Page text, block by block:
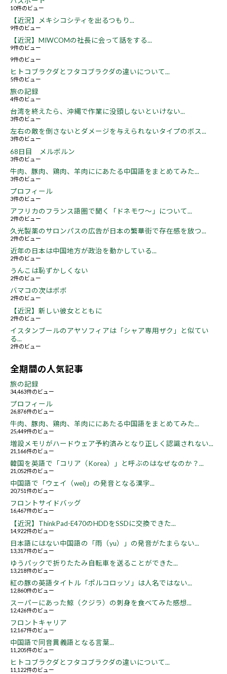
10件のビュー
【近況】メキシコシティを出るつもり...
9件のビュー
【近況】MIWCOMの社長に会って話をする...
9件のビュー
9件のビュー
ヒトコブラクダとフタコブラクダの違いについて...
5件のビュー
旅の記録
4件のビュー
台湾を終えたら、沖縄で作業に没頭しないといけない...
3件のビュー
左右の敵を倒さないとダメージを与えられないタイプのボス...
3件のビュー
68日目 メルボルン
3件のビュー
牛肉、豚肉、鶏肉、羊肉ににあたる中国語をまとめてみた...
3件のビュー
プロフィール
3件のビュー
アフリカのフランス語圏で聞く「ドネモワ～」について...
2件のビュー
久光製薬のサロンパスの広告が日本の繁華街で存在感を放つ...
2件のビュー
近年の日本は中国地方が政治を動かしている...
2件のビュー
うんこは恥ずかしくない
2件のビュー
バマコの次はボボ
2件のビュー
【近況】新しい彼女とともに
2件のビュー
イスタンブールのアヤソフィアは「シャア専用ザク」と似てい
る...
2件のビュー
全期間の人気記事
旅の記録
34,463件のビュー
プロフィール
26,876件のビュー
牛肉、豚肉、鶏肉、羊肉ににあたる中国語をまとめてみた...
25,449件のビュー
増設メモリがハードウェア予約済みとなり正しく認識されない...
21,166件のビュー
韓国を英語で「コリア（Korea）」と呼ぶのはなぜなのか？...
21,052件のビュー
中国語で「ウェイ（wei)」の発音となる漢字...
20,751件のビュー
フロントサイドバッグ
16,467件のビュー
【近況】ThinkPad-E470のHDDをSSDに交換できた...
14,922件のビュー
日本語にはない中国語の「雨（yu）」の発音がたまらない...
13,317件のビュー
ゆうパックで折りたたみ自転車を送ることができた...
13,218件のビュー
紅の豚の英語タイトル「ポルコロッソ」は人名ではない...
12,860件のビュー
スーパーにあった鯨（クジラ）の刺身を食べてみた感想...
12,426件のビュー
フロントキャリア
12,167件のビュー
中国語で同音異義語となる言葉...
11,205件のビュー
ヒトコブラクダとフタコブラクダの違いについて...
11,122件のビュー